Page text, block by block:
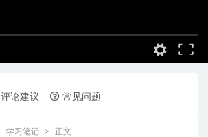
评论建议 常见问题
学习笔记 正文